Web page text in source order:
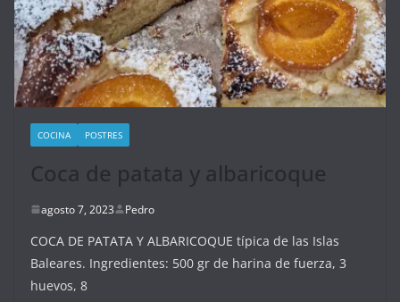
COCINA POSTRES
Coca de patata y albaricoque
agosto 7, 2023 Pedro
COCA DE PATATA Y ALBARICOQUE típica de las Islas
Baleares. Ingredientes: 500 gr de harina de fuerza, 3
huevos, 8